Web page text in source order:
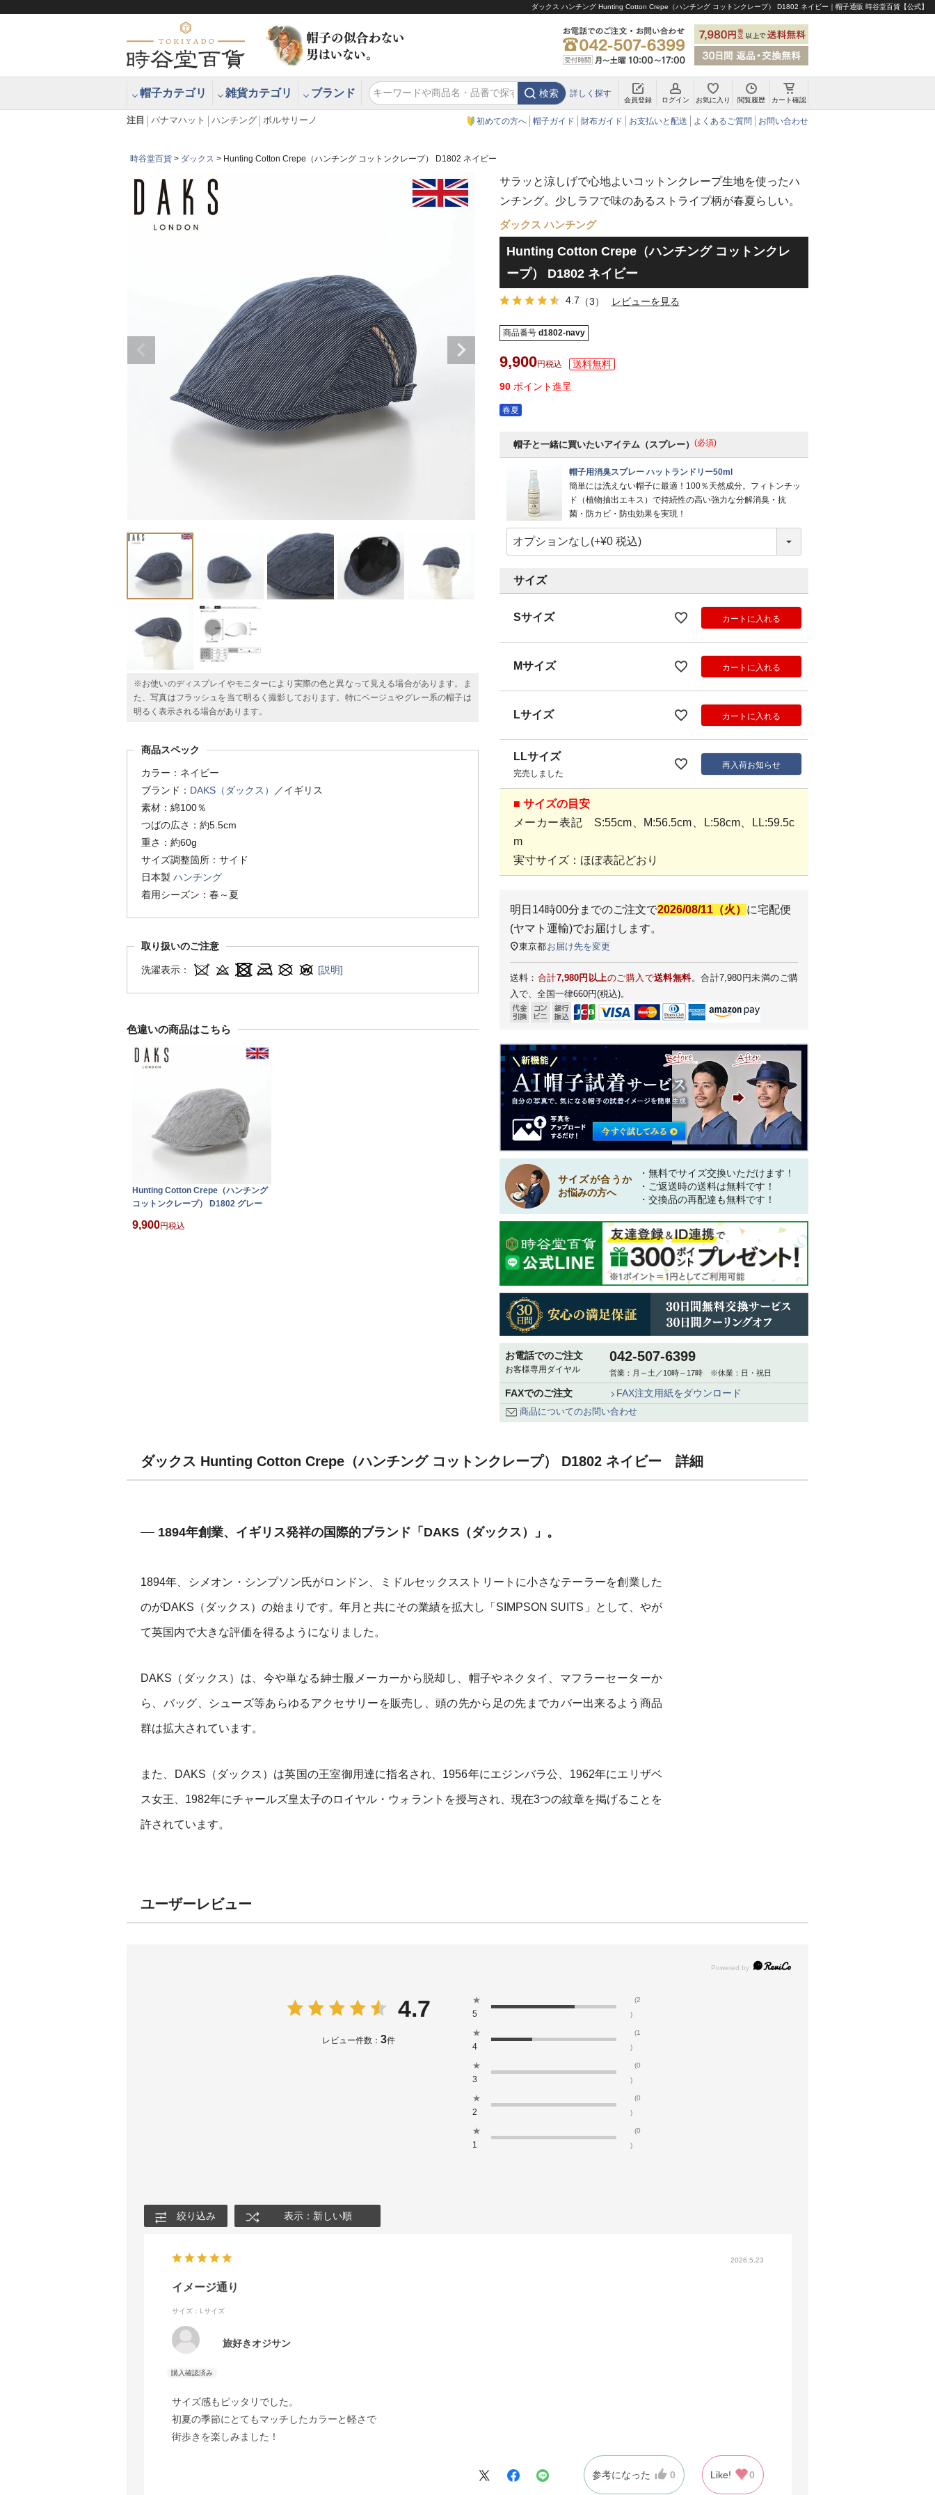
ダックス ハンチング Hunting Cotton Crepe（ハンチング コットンクレープ） D1802 ネイビー｜帽子通販 時谷堂百貨【公式】
帽子カテゴリ 雑貨カテゴリ ブランド 検索 詳しく探す
会員登録 ログイン お気に入り 閲覧履歴 カート確認
注目 パナマハット ハンチング ボルサリーノ 初めての方へ 帽子ガイド 財布ガイド お支払いと配送 よくあるご質問 お問い合わせ
時谷堂百貨 ダックス Hunting Cotton Crepe（ハンチング コットンクレープ） D1802 ネイビー
※お使いのディスプレイやモニターにより実際の色と異なって見える場合があります。ま
た、写真はフラッシュを当て明るく撮影しております。特にベージュやグレー系の帽子は
明るく表示される場合があります。
商品スペック
カラー：ネイビー
ブランド： DAKS（ダックス）
／イギリス
素材：綿100％
つばの広さ：約5.5cm
重さ：約60g
サイズ調整箇所：サイド
日本製 ハンチング
着用シーズン：春～夏
取り扱いのご注意
洗濯表示： [説明]
色違いの商品はこちら
Hunting Cotton Crepe（ハンチング
コットンクレープ） D1802 グレー
9,900 税込
サラッと涼しげで心地よいコットンクレープ生地を使ったハ
ンチング。少しラフで味のあるストライプ柄が春夏らしい。
ダックス ハンチング
Hunting Cotton Crepe（ハンチング コットンクレ
ープ） D1802 ネイビー
4.7 （3） レビューを見る
商品番号 d1802-navy
9,900 税込
90 ポイント進呈
春夏
帽子と一緒に買いたいアイテム（スプレー） (必須)
帽子用消臭スプレー ハットランドリー50ml
簡単には洗えない帽子に最適！100％天然成分。フィトンチッ
ド（植物抽出エキス）で持続性の高い強力な分解消臭・抗
菌・防カビ・防虫効果を実現！
サイズ
Sサイズ カートに入れる
Mサイズ カートに入れる
Lサイズ カートに入れる
LLサイズ
完売しました
再入荷お知らせ
■ サイズの目安
メーカー表記 S:55cm、M:56.5cm、L:58cm、LL:59.5c
m
実寸サイズ：ほぼ表記どおり
明日 14時00分 までのご注文で2026/08/11（火） に宅配便
(ヤマト運輸)でお届けします。
東京都お届け先を変更
送料： 合計7,980円以上のご購入で送料無料。合計7,980円未満のご購
入で、全国一律660円(税込)。
サイズが合うか
お悩みの方へ
・無料でサイズ交換いただけます！
・ご返送時の送料は無料です！
・交換品の再配達も無料です！
お電話でのご注文
お客様専用ダイヤル
042-507-6399
営業：月～土／10時～17時 ※休業：日・祝日
FAXでのご注文 FAX注文用紙をダウンロード
商品についてのお問い合わせ
ダックス Hunting Cotton Crepe（ハンチング コットンクレープ） D1802 ネイビー 詳細
1894年創業、イギリス発祥の国際的ブランド「DAKS（ダックス）」。
1894年、シメオン・シンプソン氏がロンドン、ミドルセックスストリートに小さなテーラーを創業した
のがDAKS（ダックス）の始まりです。年月と共にその業績を拡大し「SIMPSON SUITS」として、やが
て英国内で大きな評価を得るようになりました。
DAKS（ダックス）は、今や単なる紳士服メーカーから脱却し、帽子やネクタイ、マフラーセーターか
ら、バッグ、シューズ等あらゆるアクセサリーを販売し、頭の先から足の先までカバー出来るよう商品
群は拡大されています。
また、DAKS（ダックス）は英国の王室御用達に指名され、1956年にエジンバラ公、1962年にエリザベ
ス女王、1982年にチャールズ皇太子のロイヤル・ウォラントを授与され、現在3つの紋章を掲げることを
許されています。
ユーザーレビュー
4.7
レビュー件数： 3件
★
5
(2
)
★
4
(1
)
★
3
(0
)
★
2
(0
)
★
1
(0
)
絞り込み 表示：新しい順
2026.5.23
イメージ通り
サイズ：Lサイズ
旅好きオジサン
サイズ感もピッタリでした。
初夏の季節にとてもマッチしたカラーと軽さで
街歩きを楽しみました！
参考になった 0 Like! 0